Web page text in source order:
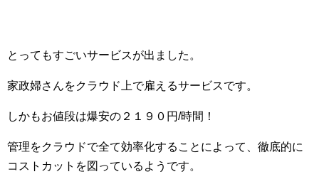
とってもすごいサービスが出ました。
家政婦さんをクラウド上で雇えるサービスです。
しかもお値段は爆安の２１９０円/時間！
管理をクラウドで全て効率化することによって、徹底的に
コストカットを図っているようです。